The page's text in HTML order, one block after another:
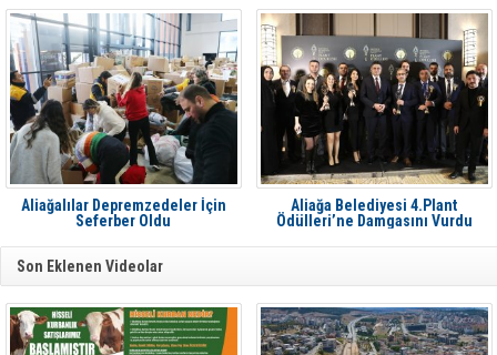
Aliağalılar Depremzedeler İçin
Seferber Oldu
Aliağa Belediyesi 4.Plant
Ödülleri’ne Damgasını Vurdu
Son Eklenen Videolar